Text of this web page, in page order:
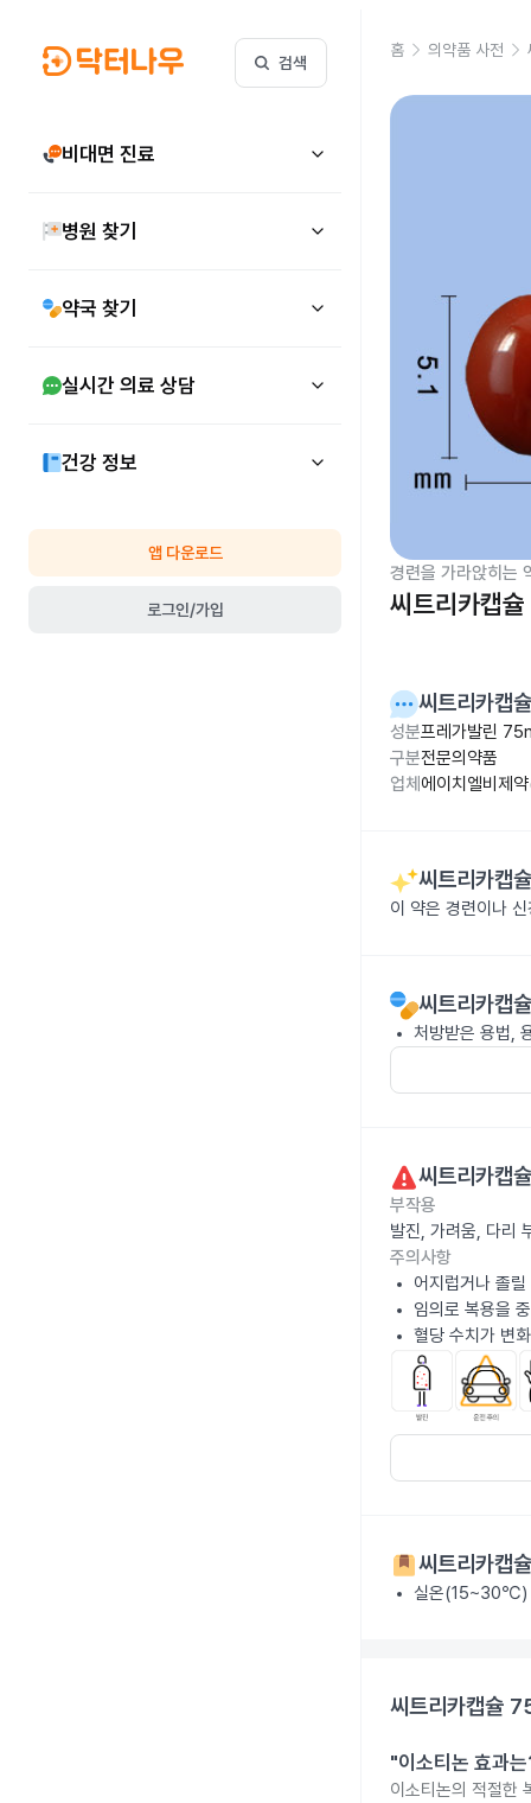
검색
비대면 진료
병원 찾기
약국 찾기
실시간 의료 상담
건강 정보
앱 다운로드
로그인/가입
홈 의약품 사전
경련을 가라앉히는
씨트리카캡
씨트리카캡
성분프레가발린
구분전문의약품
업체 에이치엘비제
씨트리카캡
이 약은 경련이나
씨트리카캡
처방받은 용법,
씨트리카캡
부작용
발진, 가려움, 다리
주의사항
어지럽거나 졸
임의로 복용을
혈당 수치가 변
씨트리카캡
실온(15~30℃)
씨트리카캡슐
"이소티논 효과
이소티논의 적절한